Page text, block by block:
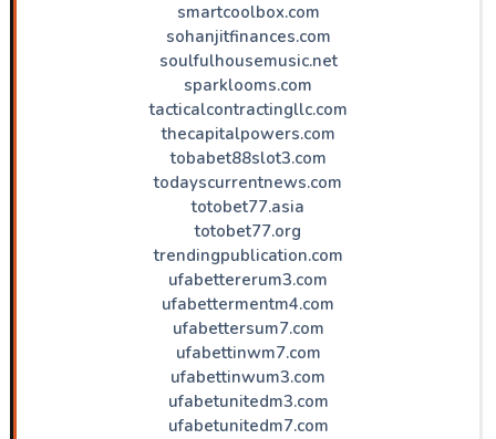
smartcoolbox.com
sohanjitfinances.com
soulfulhousemusic.net
sparklooms.com
tacticalcontractingllc.com
thecapitalpowers.com
tobabet88slot3.com
todayscurrentnews.com
totobet77.asia
totobet77.org
trendingpublication.com
ufabettererum3.com
ufabettermentm4.com
ufabettersum7.com
ufabettinwm7.com
ufabettinwum3.com
ufabetunitedm3.com
ufabetunitedm7.com